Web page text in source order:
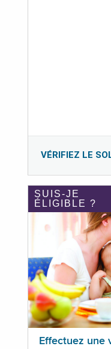
VÉRIFIEZ LE
SUIS-JE
ÉLIGIBLE ?
Effectuez une